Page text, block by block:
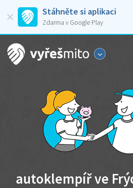
Stáhněte si aplikaci
Zdarma v Google Play
autoklempíř ve